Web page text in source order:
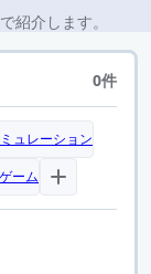
紹介します。
0件
ュレーション
ーム